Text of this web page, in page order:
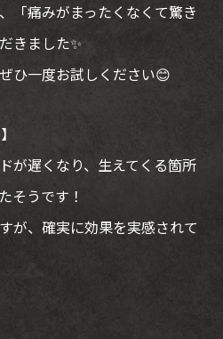
「痛みがまったくなくて驚き
きました✨
ひ一度お試しください😊
が遅くなり、生えてくる箇所
そうです！
が、確実に効果を実感されて